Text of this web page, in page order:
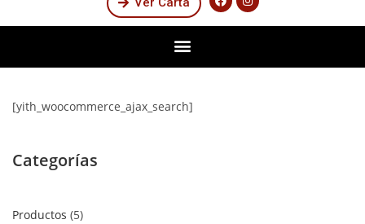
[yith_woocommerce_ajax_search]
Categorías
Productos 5